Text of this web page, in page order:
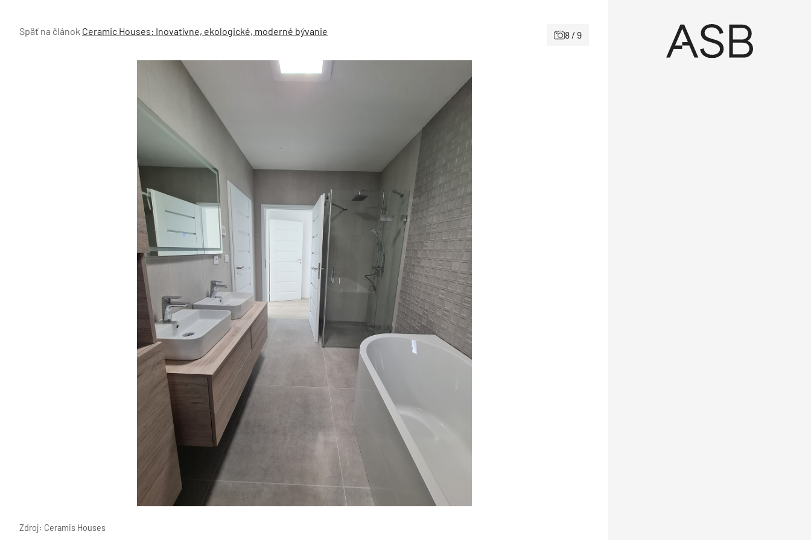
Späť na článok Ceramic Houses: Inovatívne, ekologické, moderné bývanie 8 / 9
Zdroj: Ceramis Houses